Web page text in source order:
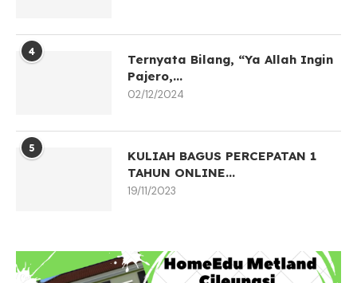
4
Ternyata Bilang, “Ya Allah Ingin
Pajero,...
02/12/2024
5
KULIAH BAGUS PERCEPATAN 1
TAHUN ONLINE...
19/11/2023